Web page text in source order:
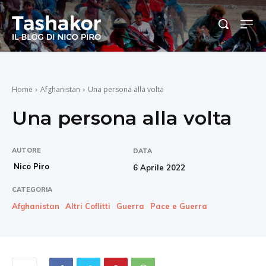
Home Afghanistan Una persona alla volta
Una persona alla volta
AUTORE
Nico Piro
DATA
6 Aprile 2022
CATEGORIA
Afghanistan Altri Coflitti Guerra Pace e Guerra